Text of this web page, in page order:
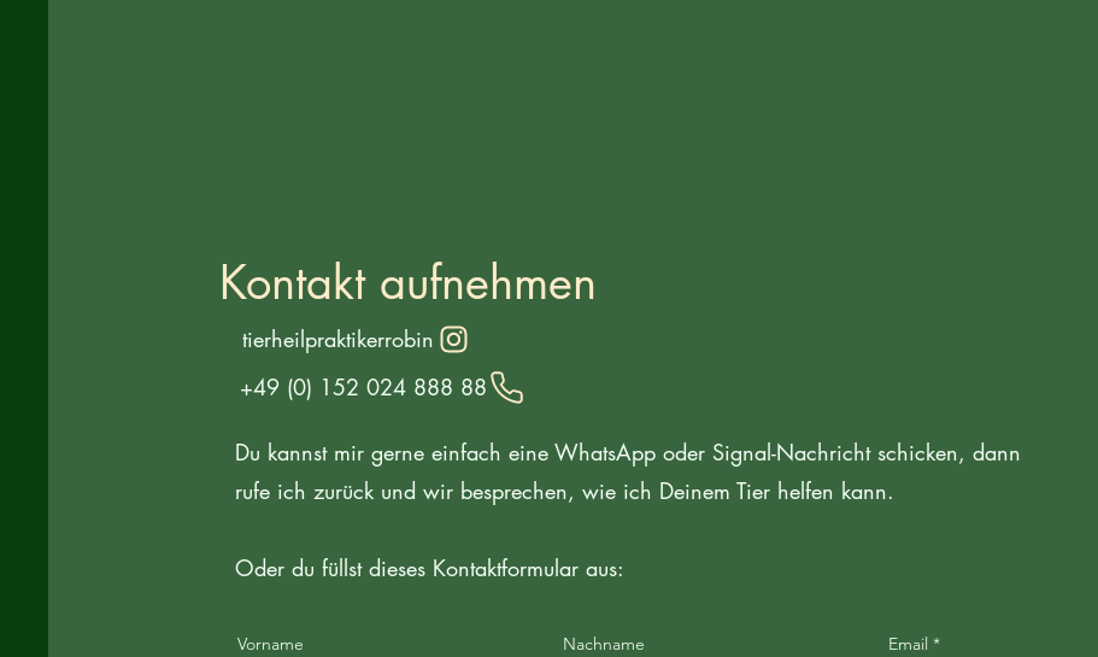
Kontakt aufnehmen
tierheilpraktikerrobin
+49 (0) 152 024 888 88
Du kannst mir gerne einfach eine WhatsApp oder Signal-Nachricht schicken, dann
rufe ich zurück und wir besprechen, wie ich Deinem Tier helfen kann.
Oder du füllst dieses Kontaktformular aus:
Vorname Nachname Email